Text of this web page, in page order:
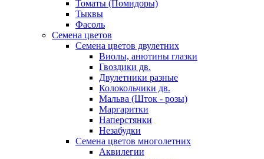
Томаты (Помидоры)
Тыквы
Фасоль
Семена цветов
Семена цветов двулетних
Виолы, анютины глазки
Гвоздики дв.
Двулетники разные
Колокольчики дв.
Мальва (Шток - розы)
Маргаритки
Наперстянки
Незабудки
Семена цветов многолетних
Аквилегии